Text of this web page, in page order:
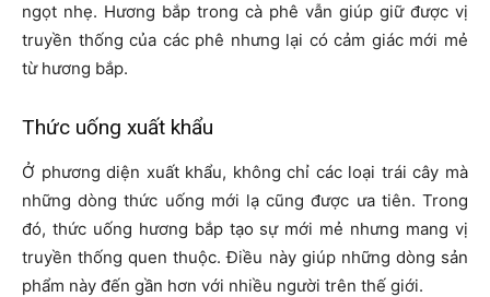
ngọt nhẹ. Hương bắp trong cà phê vẫn giúp giữ được vị
truyền thống của các phê nhưng lại có cảm giác mới mẻ
từ hương bắp.
Thức uống xuất khẩu
Ở phương diện xuất khẩu, không chỉ các loại trái cây mà
những dòng thức uống mới lạ cũng được ưa tiên. Trong
đó, thức uống hương bắp tạo sự mới mẻ nhưng mang vị
truyền thống quen thuộc. Điều này giúp những dòng sản
phẩm này đến gần hơn với nhiều người trên thế giới.